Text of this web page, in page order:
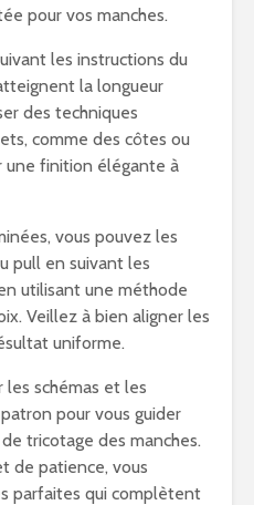
pour vos manches.
les instructions du
la longueur
des techniques
comme des côtes ou
une finition élégante à
vous pouvez les
pull en suivant les
utilisant une méthode
Veillez à bien aligner les
uniforme.
les schémas et les
pour vous guider
tricotage des manches.
de patience, vous
parfaites qui complètent